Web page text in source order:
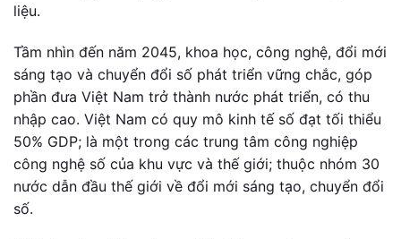
liệu.
Tầm nhìn đến năm 2045, khoa học, công nghệ, đổi mới
sáng tạo và chuyển đổi số phát triển vững chắc, góp
phần đưa Việt Nam trở thành nước phát triển, có thu
nhập cao. Việt Nam có quy mô kinh tế số đạt tối thiểu
50% GDP; là một trong các trung tâm công nghiệp
công nghệ số của khu vực và thế giới; thuộc nhóm 30
nước dẫn đầu thế giới về đổi mới sáng tạo, chuyển đổi
số.